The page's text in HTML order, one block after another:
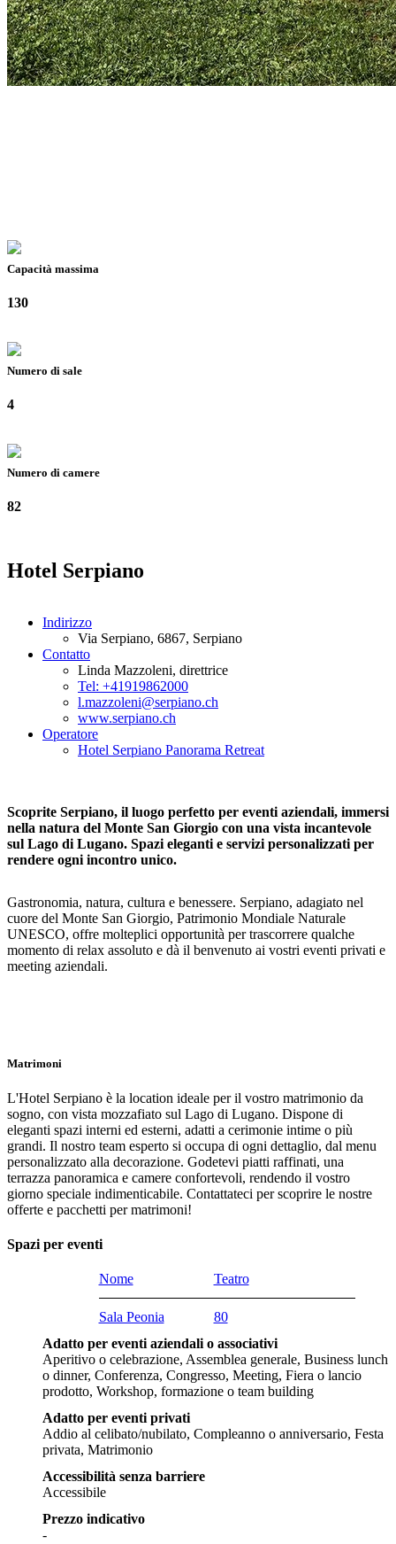
Capacità massima
130
Numero di sale
4
Numero di camere
82
Hotel Serpiano
Indirizzo
Via Serpiano, 6867, Serpiano
Contatto
Linda Mazzoleni, direttrice
Tel: +41919862000
l.mazzoleni@serpiano.ch
www.serpiano.ch
Operatore
Hotel Serpiano Panorama Retreat
Scoprite Serpiano, il luogo perfetto per eventi aziendali, immersi
nella natura del Monte San Giorgio con una vista incantevole
sul Lago di Lugano. Spazi eleganti e servizi personalizzati per
rendere ogni incontro unico.
Gastronomia, natura, cultura e benessere. Serpiano, adagiato nel
cuore del Monte San Giorgio, Patrimonio Mondiale Naturale
UNESCO, offre molteplici opportunità per trascorrere qualche
momento di relax assoluto e dà il benvenuto ai vostri eventi privati e
meeting aziendali.
Matrimoni
L'Hotel Serpiano è la location ideale per il vostro matrimonio da
sogno, con vista mozzafiato sul Lago di Lugano. Dispone di
eleganti spazi interni ed esterni, adatti a cerimonie intime o più
grandi. Il nostro team esperto si occupa di ogni dettaglio, dal menu
personalizzato alla decorazione. Godetevi piatti raffinati, una
terrazza panoramica e camere confortevoli, rendendo il vostro
giorno speciale indimenticabile. Contattateci per scoprire le nostre
offerte e pacchetti per matrimoni!
Spazi per eventi
Nome Teatro
Sala Peonia
80
Adatto per eventi aziendali o associativi
Aperitivo o celebrazione, Assemblea generale, Business lunch
o dinner, Conferenza, Congresso, Meeting, Fiera o lancio
prodotto, Workshop, formazione o team building
Adatto per eventi privati
Addio al celibato/nubilato, Compleanno o anniversario, Festa
privata, Matrimonio
Accessibilità senza barriere
Accessibile
Prezzo indicativo
-